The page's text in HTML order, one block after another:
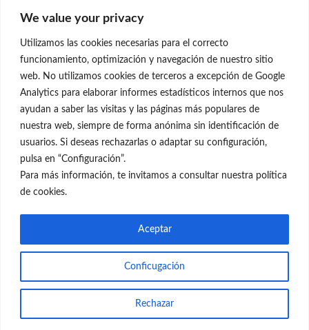
We value your privacy
Utilizamos las cookies necesarias para el correcto
funcionamiento, optimización y navegación de nuestro sitio
web. No utilizamos cookies de terceros a excepción de Google
Analytics para elaborar informes estadísticos internos que nos
ayudan a saber las visitas y las páginas más populares de
nuestra web, siempre de forma anónima sin identificación de
usuarios. Si deseas rechazarlas o adaptar su configuración,
pulsa en “Configuración”.
Para más información, te invitamos a consultar nuestra política
de cookies.
Conficugación
Rechazar
Aceptar
C/Claudio Coello, 19 - 1º
699 595 619
rejuvenecimiento@clinicaneleva.com
Información Legal
Política de Privacidad
Política de Cookies
© el Radar del Rejuvenecimiento